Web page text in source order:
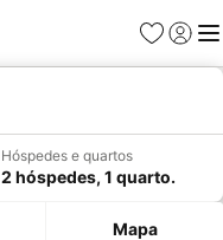
Favoritos
Iniciar
Hóspedes e quartos
2 hóspedes, 1 quarto.
Mapa